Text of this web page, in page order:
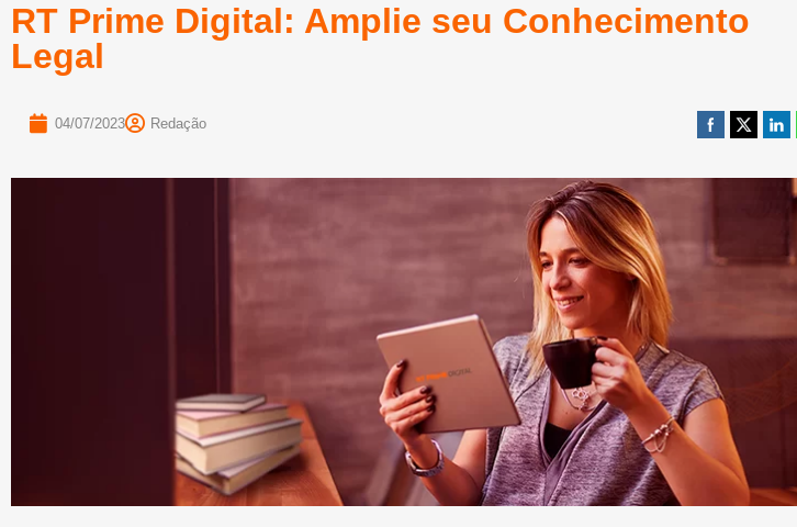
RT Prime Digital: Amplie seu Conhecimento
Legal
04/07/2023 Redação